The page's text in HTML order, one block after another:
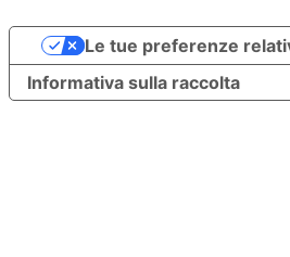
Informativa sulla raccolta
Le tue preferenze